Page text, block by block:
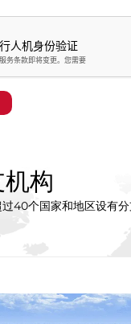
构
40个国家和地区设有